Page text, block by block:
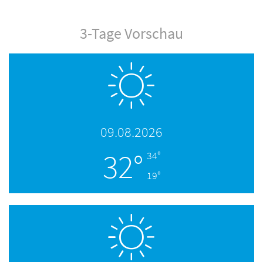
3-Tage Vorschau
09.08.2026
32° 34°
19°